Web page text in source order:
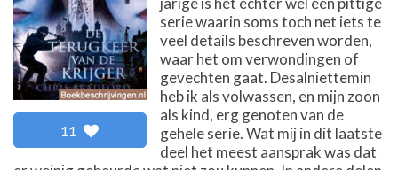
11
serie waarin soms toch net iets te
veel details beschreven worden,
waar het om verwondingen of
gevechten gaat. Desalniettemin
heb ik als volwassen, en mijn zoon
als kind, erg genoten van de
gehele serie. Wat mij in dit laatste
deel het meest aansprak was dat